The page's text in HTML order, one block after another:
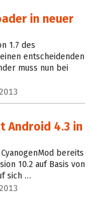
in neuer
1.7 des
entscheidenden
muss nun bei
Android 4.3 in
bereits
10.2 auf Basis von
sich …